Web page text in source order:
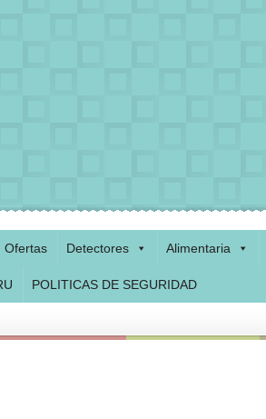
Ofertas Detectores Alimentaria
POLITICAS DE SEGURIDAD